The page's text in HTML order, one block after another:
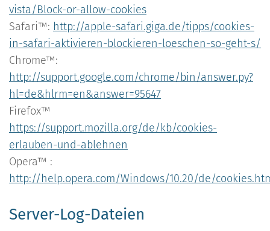
vista/Block-or-allow-cookies
Safari™: http://apple-safari.giga.de/tipps/cookies-
in-safari-aktivieren-blockieren-loeschen-so-geht-s/
Chrome™:
http://support.google.com/chrome/bin/answer.py?
hl=de&hlrm=en&answer=95647
Firefox™
https://support.mozilla.org/de/kb/cookies-
erlauben-und-ablehnen
Opera™ :
http://help.opera.com/Windows/10.20/de/
Server-Log-Dateien